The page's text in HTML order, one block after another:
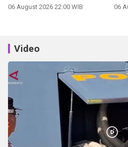
06 August 2026 22:00 WIB 06
Video